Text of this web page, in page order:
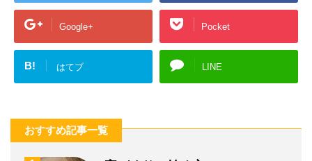
Google+ Pocket
B! はてブ LINE
おすすめ記事一覧